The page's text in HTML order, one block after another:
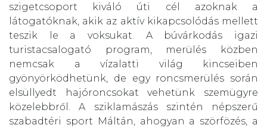
szigetcsoport kiváló úti cél azoknak a
látogatóknak, akik az aktív kikapcsolódás mellett
teszik le a voksukat. A búvárkodás igazi
turistacsalogató program, merülés közben
nemcsak a vízalatti világ kincseiben
gyönyörködhetünk, de egy roncsmerülés során
elsüllyedt hajóroncsokat vehetünk szemügyre
közelebbről. A sziklamászás szintén népszerű
szabadtéri sport Máltán, ahogyan a szörfözés, a